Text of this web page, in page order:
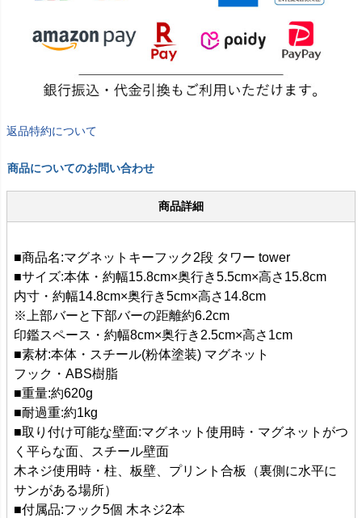
返品特約について
商品についてのお問い合わせ
商品詳細
■商品名:マグネットキーフック2段 タワー tower
■サイズ:本体・約幅15.8cm×奥行き5.5cm×高さ15.8cm
内寸・約幅14.8cm×奥行き5cm×高さ14.8cm
※上部バーと下部バーの距離約6.2cm
印鑑スペース・約幅8cm×奥行き2.5cm×高さ1cm
■素材:本体・スチール(粉体塗装) マグネット
フック・ABS樹脂
■重量:約620g
■耐過重:約1kg
■取り付け可能な壁面:マグネット使用時・マグネットがつ
く平らな面、スチール壁面
木ネジ使用時・柱、板壁、プリント合板（裏側に水平に
サンがある場所）
■付属品:フック5個 木ネジ2本